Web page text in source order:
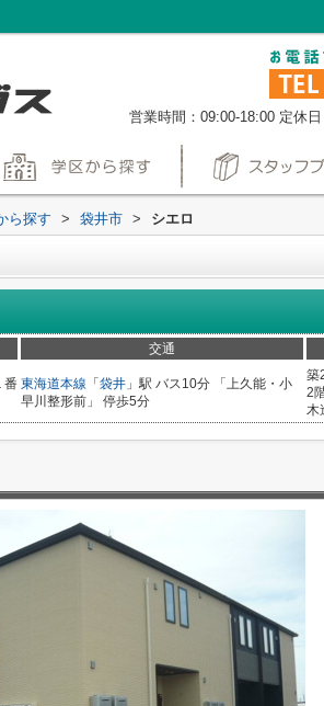
営業時間：09:00-18:00 定休
ら探す > 袋井市 > シエロ
交通
番 東海道本線 「 袋井 」駅 バス10分 「上久能・小
早川整形前」 停歩5分
築
2
木